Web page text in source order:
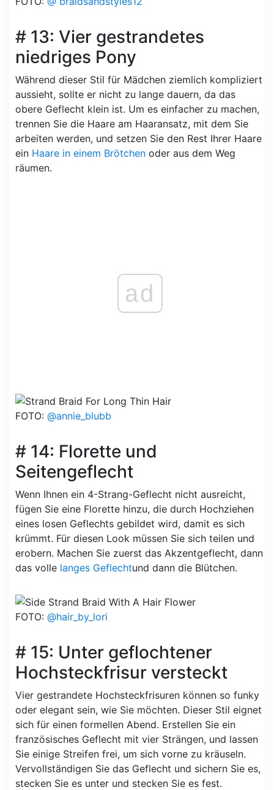
# 13: Vier gestrandetes
niedriges Pony
Während dieser Stil für Mädchen ziemlich kompliziert
aussieht, sollte er nicht zu lange dauern, da das
obere Geflecht klein ist. Um es einfacher zu machen,
trennen Sie die Haare am Haaransatz, mit dem Sie
arbeiten werden, und setzen Sie den Rest Ihrer Haare
ein Haare in einem Brötchen oder aus dem Weg
räumen.
ad
FOTO: @annie_blubb
# 14: Florette und
Seitengeflecht
Wenn Ihnen ein 4-Strang-Geflecht nicht ausreicht,
fügen Sie eine Florette hinzu, die durch Hochziehen
eines losen Geflechts gebildet wird, damit es sich
krümmt. Für diesen Look müssen Sie sich teilen und
erobern. Machen Sie zuerst das Akzentgeflecht, dann
das volle langes Geflechtund dann die Blütchen.
FOTO: @hair_by_lori
# 15: Unter geflochtener
Hochsteckfrisur versteckt
Vier gestrandete Hochsteckfrisuren können so funky
oder elegant sein, wie Sie möchten. Dieser Stil eignet
sich für einen formellen Abend. Erstellen Sie ein
französisches Geflecht mit vier Strängen, und lassen
Sie einige Streifen frei, um sich vorne zu kräuseln.
Vervollständigen Sie das Geflecht und sichern Sie es,
stecken Sie es unter und stecken Sie es fest.